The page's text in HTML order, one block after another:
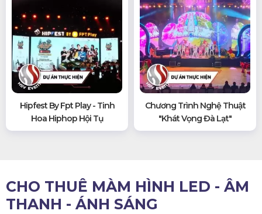
Hipfest By Fpt Play - Tinh
Hoa Hiphop Hội Tụ
Chương Trình Nghệ Thuật
"khát Vọng Đà Lạt"
CHO THUÊ MÀM HÌNH LED - ÂM
THANH - ÁNH SÁNG